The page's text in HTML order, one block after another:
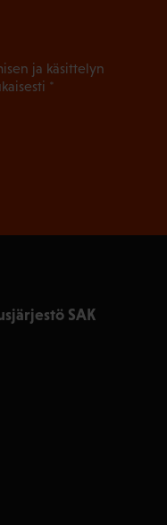
SAK
ja käsittelyn
*